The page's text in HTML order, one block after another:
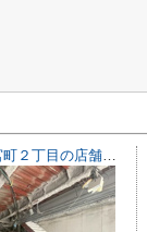
神戸市中央区三宮町２丁目の店舗一部